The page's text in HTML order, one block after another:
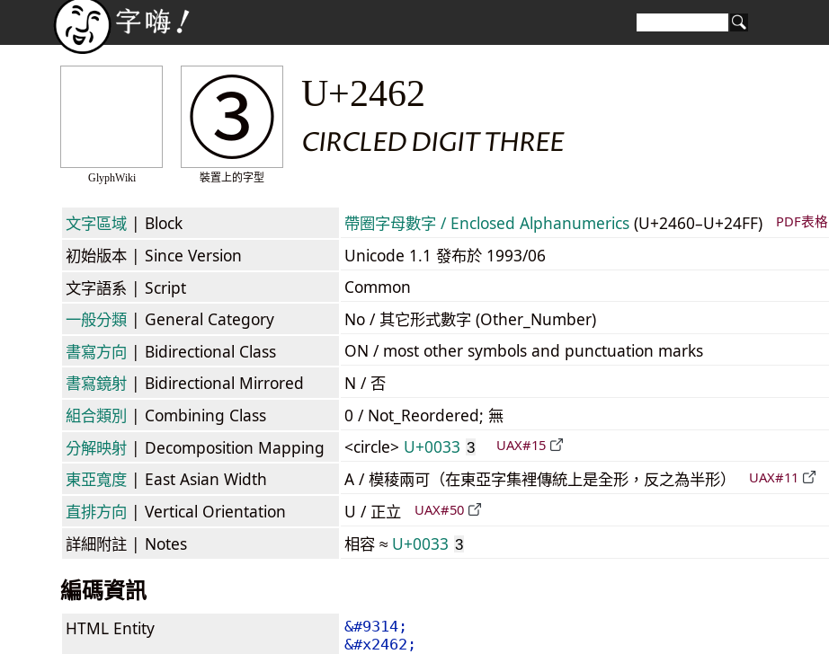
GlyphWiki
③
裝置上的字型
U+2462
CIRCLED DIGIT THREE
文字區域 | Block 帶圈字母數字 / Enclosed Alphanumerics (U+2460–U+24FF) PDF表格
初始版本 | Since Version
Unicode 1.1 發布於 1993/06
文字語系 | Script
Common
一般分類 | General Category
No / 其它形式數字 (Other_Number)
書寫方向 | Bidirectional Class
ON / most other symbols and punctuation marks
書寫鏡射 | Bidirectional Mirrored
N / 否
組合類別 | Combining Class
0 / Not_Reordered; 無
分解映射 | Decomposition Mapping <circle> U+0033 3 UAX#15
東亞寬度 | East Asian Width A / 模稜兩可（在東亞字集裡傳統上是全形，反之為半形） UAX#11
直排方向 | Vertical Orientation U / 正立 UAX#50
詳細附註 | Notes 相容 ≈ U+0033 3
編碼資訊
HTML Entity
&#9314;
&#x2462;